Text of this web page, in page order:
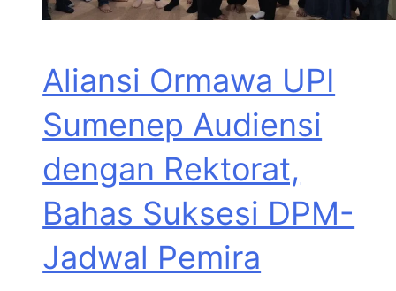
Aliansi Ormawa UPI
Sumenep Audiensi
dengan Rektorat,
Bahas Suksesi DPM-
Jadwal Pemira